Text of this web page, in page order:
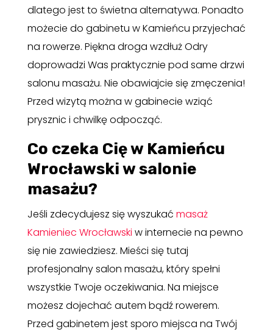
dlatego jest to świetna alternatywa. Ponadto
możecie do gabinetu w Kamieńcu przyjechać
na rowerze. Piękna droga wzdłuż Odry
doprowadzi Was praktycznie pod same drzwi
salonu masażu. Nie obawiajcie się zmęczenia!
Przed wizytą można w gabinecie wziąć
prysznic i chwilkę odpocząć.
Co czeka Cię w Kamieńcu
Wrocławski w salonie
masażu?
Jeśli zdecydujesz się wyszukać masaż
Kamieniec Wrocławski w internecie na pewno
się nie zawiedziesz. Mieści się tutaj
profesjonalny salon masażu, który spełni
wszystkie Twoje oczekiwania. Na miejsce
możesz dojechać autem bądź rowerem.
Przed gabinetem jest sporo miejsca na Twój